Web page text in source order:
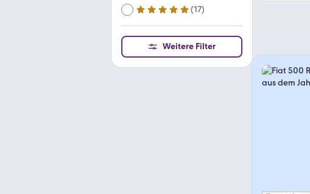
ab
5 Sterne (17)
Weitere Filter